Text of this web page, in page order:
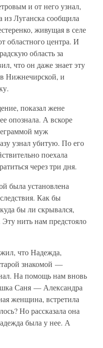
и от него узнал,
из Луганска сообщила
живущая в селе
областного центра. И
область за
что он даже знает эту
Нижнечирской, и
показал жене
опознала. А вскоре
муж
узнал убитую. По его
поехала
через три дня.
была установлена
Как бы
бы ли скрывался,
Эту нить нам предстояло
что Надежда,
знакомой —
На помощь нам вновь
Саня — Александра
женщина, встретила
Но рассказала она
была у нее. А